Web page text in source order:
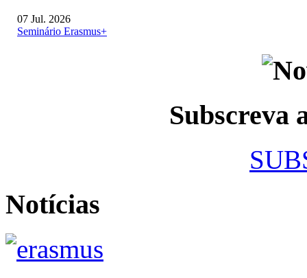
07 Jul. 2026
Seminário Erasmus+
Subscreva
Notícias